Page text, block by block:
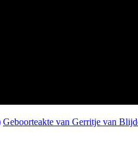
Geboorteakte van Gerritje van